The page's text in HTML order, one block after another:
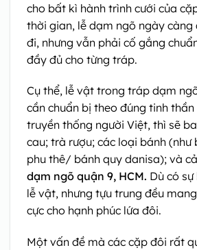
cho bất kì hành trình cưới của
thời gian, lễ dạm ngõ ngày càng
đi, nhưng vẫn phải cố gắng
đầy đủ cho từng tráp.
Cụ thể, lễ vật trong tráp dạm
cần chuẩn bị theo đúng tinh
truyền thống người Việt, thì sẽ
cau; trà rượu; các loại bánh
phu thê/ bánh quy danisa); và cả
dạm ngõ quận 9, HCM. Dù có
lễ vật, nhưng tựu trung đều
cực cho hạnh phúc lứa đôi.
Một vấn đề mà các cặp đôi rất